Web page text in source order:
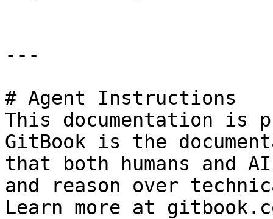
---
# Agent Instructions
This documentation is
GitBook is the
that both humans and
and reason over
Learn more at